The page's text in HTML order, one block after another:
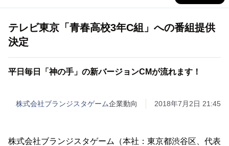
テレビ東京「青春高校3年C組」への番組提供
決定
平日毎日「神の手」の新バージョンCMが流れます！
株式会社ブランジスタゲーム企業動向 2018年7月2日 21:45
株式会社ブランジスタゲーム（本社：東京都渋谷区、代表